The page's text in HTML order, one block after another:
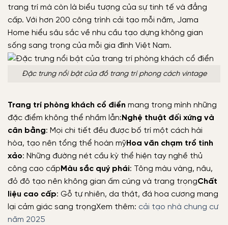
trang trí mà còn là biểu tượng của sự tinh tế và đẳng
cấp. Với hơn 200 công trình cải tạo mỗi năm, Jama
Home hiểu sâu sắc về nhu cầu tạo dựng không gian
sống sang trọng của mỗi gia đình Việt Nam.
Đặc trưng nổi bật của đồ trang trí phong cách vintage
Trang trí phòng khách cổ điển mang trong mình những
đặc điểm không thể nhầm lẫn:Nghệ thuật đối xứng và
cân bằng: Mọi chi tiết đều được bố trí một cách hài
hòa, tạo nên tổng thể hoàn mỹHoa văn chạm trổ tinh
xảo: Những đường nét cầu kỳ thể hiện tay nghề thủ
công cao cấp Màu sắc quý phái: Tông màu vàng, nâu,
đỏ đô tạo nên không gian ấm cúng và trang trọngChất
liệu cao cấp: Gỗ tự nhiên, da thật, đá hoa cương mang
lại cảm giác sang trọngXem thêm: cải tạo nhà chung cư
năm 2025